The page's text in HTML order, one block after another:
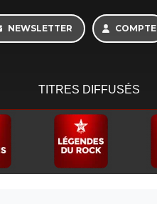
NEWSLETTER COMPTE
TITRES DIFFUSÉS